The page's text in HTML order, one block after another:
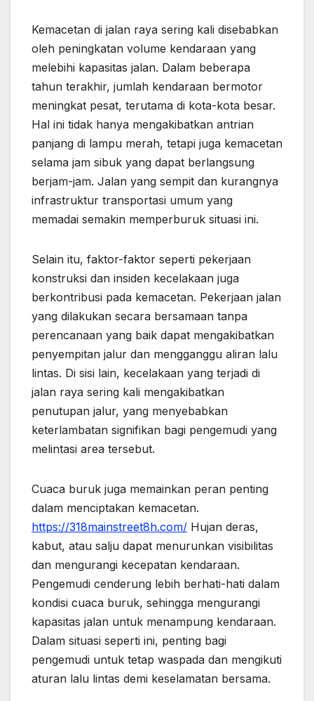
Kemacetan di jalan raya sering kali disebabkan
oleh peningkatan volume kendaraan yang
melebihi kapasitas jalan. Dalam beberapa
tahun terakhir, jumlah kendaraan bermotor
meningkat pesat, terutama di kota-kota besar.
Hal ini tidak hanya mengakibatkan antrian
panjang di lampu merah, tetapi juga kemacetan
selama jam sibuk yang dapat berlangsung
berjam-jam. Jalan yang sempit dan kurangnya
infrastruktur transportasi umum yang
memadai semakin memperburuk situasi ini.
Selain itu, faktor-faktor seperti pekerjaan
konstruksi dan insiden kecelakaan juga
berkontribusi pada kemacetan. Pekerjaan jalan
yang dilakukan secara bersamaan tanpa
perencanaan yang baik dapat mengakibatkan
penyempitan jalur dan mengganggu aliran lalu
lintas. Di sisi lain, kecelakaan yang terjadi di
jalan raya sering kali mengakibatkan
penutupan jalur, yang menyebabkan
keterlambatan signifikan bagi pengemudi yang
melintasi area tersebut.
Cuaca buruk juga memainkan peran penting
dalam menciptakan kemacetan.
https://318mainstreet8h.com/ Hujan deras,
kabut, atau salju dapat menurunkan visibilitas
dan mengurangi kecepatan kendaraan.
Pengemudi cenderung lebih berhati-hati dalam
kondisi cuaca buruk, sehingga mengurangi
kapasitas jalan untuk menampung kendaraan.
Dalam situasi seperti ini, penting bagi
pengemudi untuk tetap waspada dan mengikuti
aturan lalu lintas demi keselamatan bersama.